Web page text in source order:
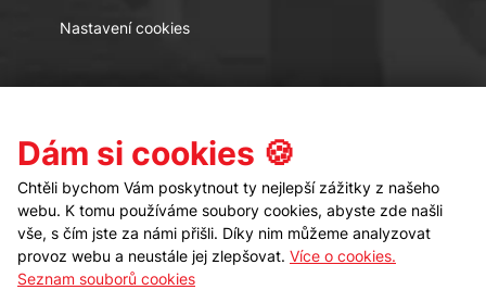
Nastavení cookies
Kontakt Sledujte nás
Dám si cookies 🍪
Chtěli bychom Vám poskytnout ty nejlepší zážitky z našeho
webu. K tomu používáme soubory cookies, abyste zde našli
vše, s čím jste za námi přišli. Díky nim můžeme analyzovat
provoz webu a neustále jej zlepšovat. Více o cookies.
Seznam souborů cookies